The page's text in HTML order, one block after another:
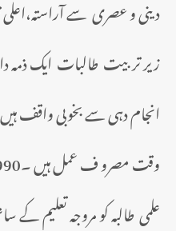
دینی و عصری سے آراستہ،اعلی
زیر تربیت طالبات ایک ذمہ
انجام دہی سے بخوبی واقف
علمی طالبہ کو مروجہ تعلیم